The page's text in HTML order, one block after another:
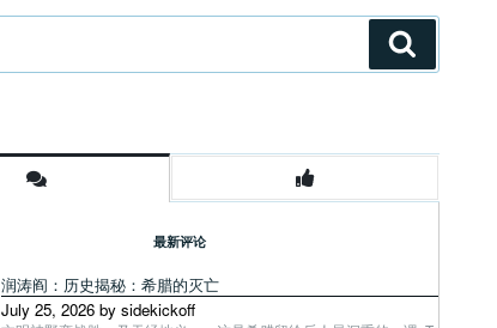
索
最新评论
润涛阎：历史揭秘：希腊的灭亡
July 25, 2026 by sidekickoff